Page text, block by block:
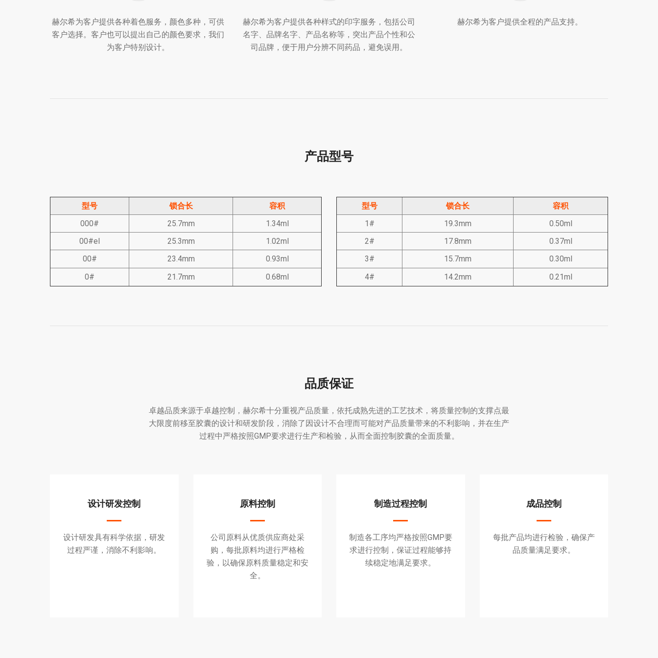
赫尔希为客户提供各种着色服务，颜色多种，可供
客户选择。客户也可以提出自己的颜色要求，我们
为客户特别设计。
赫尔希为客户提供各种样式的印字服务，包括公司
名字、品牌名字、产品名称等，突出产品个性和公
司品牌，便于用户分辨不同药品，避免误用。
赫尔希为客户提供全程的产品支持。
产品型号
型号 锁合长
容积
000#
25.7mm
1.34ml
00#el
25.3mm
1.02ml
00#
23.4mm
0.93ml
0#
21.7mm 0.68ml
型号 锁合长
容积
1#
19.3mm
0.50ml
2#
17.8mm
0.37ml
3#
15.7mm
0.30ml
4#
14.2mm 0.21ml
品质保证
卓越品质来源于卓越控制，赫尔希十分重视产品质量，依托成熟先进的工艺技术，将质量控制的支撑点最
大限度前移至胶囊的设计和研发阶段，消除了因设计不合理而可能对产品质量带来的不利影响，并在生产
过程中严格按照GMP要求进行生产和检验，从而全面控制胶囊的全面质量。
设计研发控制
设计研发具有科学依据，研发
过程严谨，消除不利影响。
原料控制
公司原料从优质供应商处采
购，每批原料均进行严格检
验，以确保原料质量稳定和安
全。
制造过程控制
制造各工序均严格按照GMP要
求进行控制，保证过程能够持
续稳定地满足要求。
成品控制
每批产品均进行检验，确保产
品质量满足要求。